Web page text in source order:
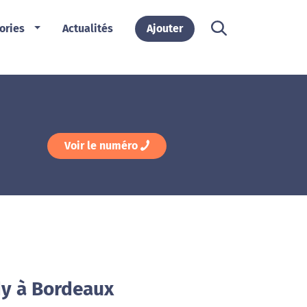
Actualités Ajouter
Voir le numéro
à Bordeaux